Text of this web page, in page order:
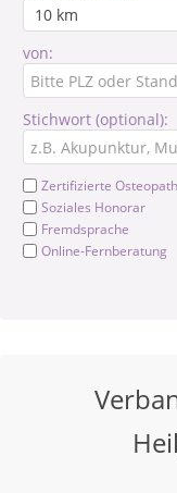
von:
Stichwort (optional):
Zertifizierte
Soziales Honorar
Fremdsprache
Online-Fernberatung